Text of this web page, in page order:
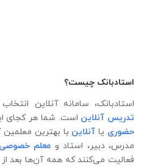
استادبانک چیست؟
استادبانک، سامانه آنلاین
تدریس آنلاین است. شما هر کجای
حضوری یا آنلاین
مدرس، دبیر، استاد و معلم خصوصی
فعالیت می‌کنند که همه آن‌ها بعد